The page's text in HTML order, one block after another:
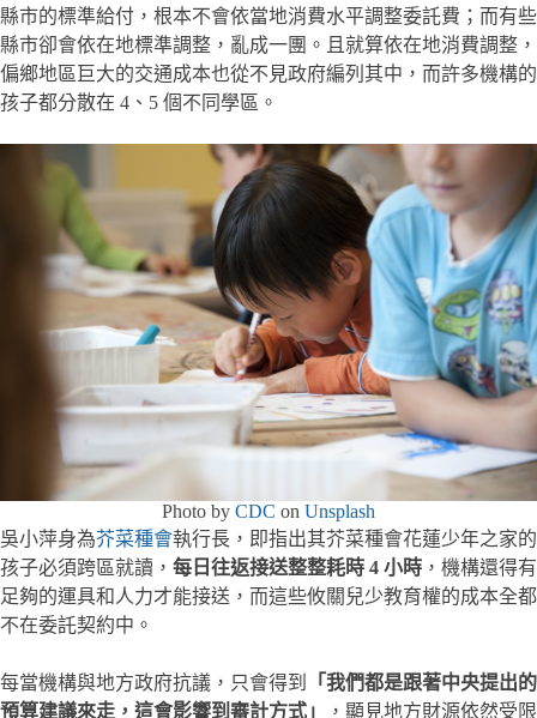
縣市的標準給付，根本不會依當地消費水平調整委託費；而有些
縣市卻會依在地標準調整，亂成一團。且就算依在地消費調整，
偏鄉地區巨大的交通成本也從不見政府編列其中，而許多機構的
孩子都分散在 4、5 個不同學區。
Photo by CDC on Unsplash
吳小萍身為芥菜種會執行長，即指出其芥菜種會花蓮少年之家的
孩子必須跨區就讀， 每日往返接送整整耗時 4 小時 ，機構還得有
足夠的運具和人力才能接送，而這些攸關兒少教育權的成本全都
不在委託契約中。
每當機構與地方政府抗議，只會得到
「我們都是跟著中央提出的
預算建議來走，這會影響到審計方式」
，顯見地方財源依然受限